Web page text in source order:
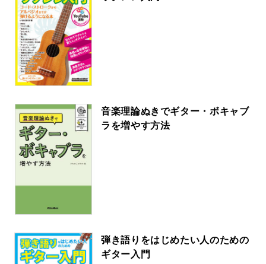
音楽理論ぬきでギター・ボキャブ
ラを増やす方法
弾き語りをはじめたい人のための
ギター入門